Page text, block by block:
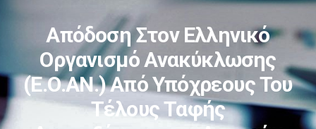
Απόδοση Στον Ελληνικό
Οργανισμό Ανακύκλωσης
(Ε.Ο.ΑΝ.) Από Υπόχρεους Του
Τέλους Ταφής